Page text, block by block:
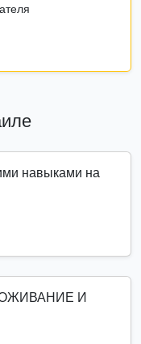
навыками на
И